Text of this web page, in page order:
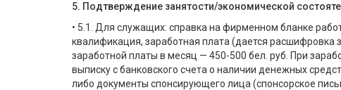
5. Подтверждение занятости/экономической
• 5.1. Для служащих: справка на фирменном бланке
квалификация, заработная плата (дается
заработной платы в месяц — 450-500 бел. руб. При
выписку с банковского счета о наличии денежных
либо документы спонсирующего лица (спонсорское